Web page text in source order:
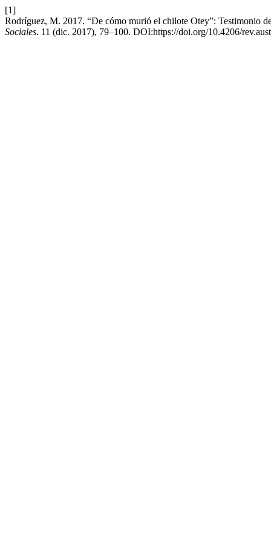
[1]
Rodríguez, M. 2017. “De cómo murió el chilote Otey”: Testimonio
Sociales. 11 (dic. 2017), 79–100. DOI:https://doi.org/10.4206/